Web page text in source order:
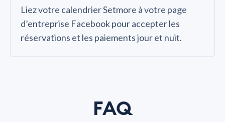
Liez votre calendrier Setmore à votre page
d’entreprise Facebook pour accepter les
réservations et les paiements jour et nuit.
FAQ